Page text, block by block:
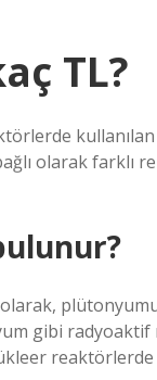
TL?
olarak
gibi radyoaktif